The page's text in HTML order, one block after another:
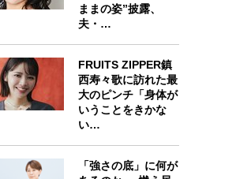
ままの姿”披露、
夫・…
FRUITS ZIPPER鎮
西寿々歌に訪れた最
大のピンチ「身体が
いうことをきかな
い…
「強さの底」に何が